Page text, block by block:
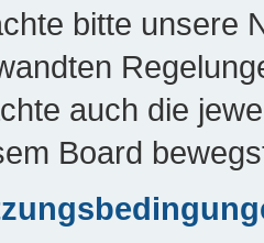
bitte unsere
auch die
Board